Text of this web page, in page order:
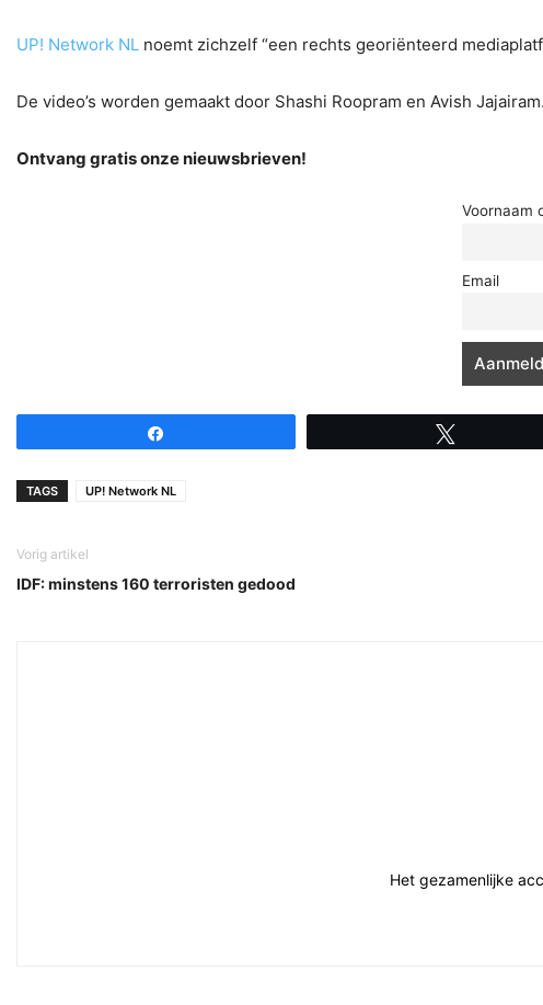
UP! Network NL noemt zichzelf “een rechts georiënteerd
De video’s worden gemaakt door Shashi Roopram en Avish Jajairam.
Ontvang gratis onze nieuwsbrieven!
Voornaam
Email
TAGS UP! Network NL
Vorig artikel
IDF: minstens 160 terroristen gedood
Het gezamenlijke